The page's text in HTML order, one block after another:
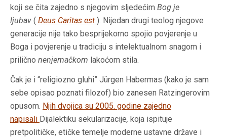
koji se čita zajedno s njegovim sljedećim Bog je
ljubav ( Deus Caritas est ). Nijedan drugi teolog njegove
generacije nije tako besprijekorno spojio povjerenje u
Boga i povjerenje u tradiciju s intelektualnom snagom i
prilično nenjemačkom lakoćom stila.
Čak je i “religiozno gluhi” Jürgen Habermas (kako je sam
sebe opisao poznati filozof) bio zanesen Ratzingerovim
opusom. Njih dvojica su 2005. godine zajedno
napisali Dijalektiku sekularizacije, koja ispituje
pretpolitičke, etičke temelje moderne ustavne države i